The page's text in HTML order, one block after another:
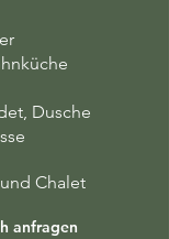
Dusche
Chalet
anfragen